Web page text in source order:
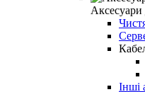
Аксесуари
Інші